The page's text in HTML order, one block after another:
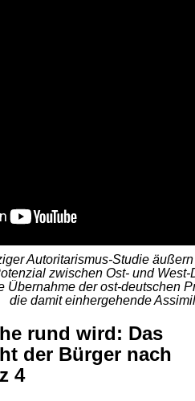
Autoritarismus-Studie
zwischen Ost- und
Übernahme der ost-deutschen
die damit einhergehende
rund wird: Das
der Bürger nach
4